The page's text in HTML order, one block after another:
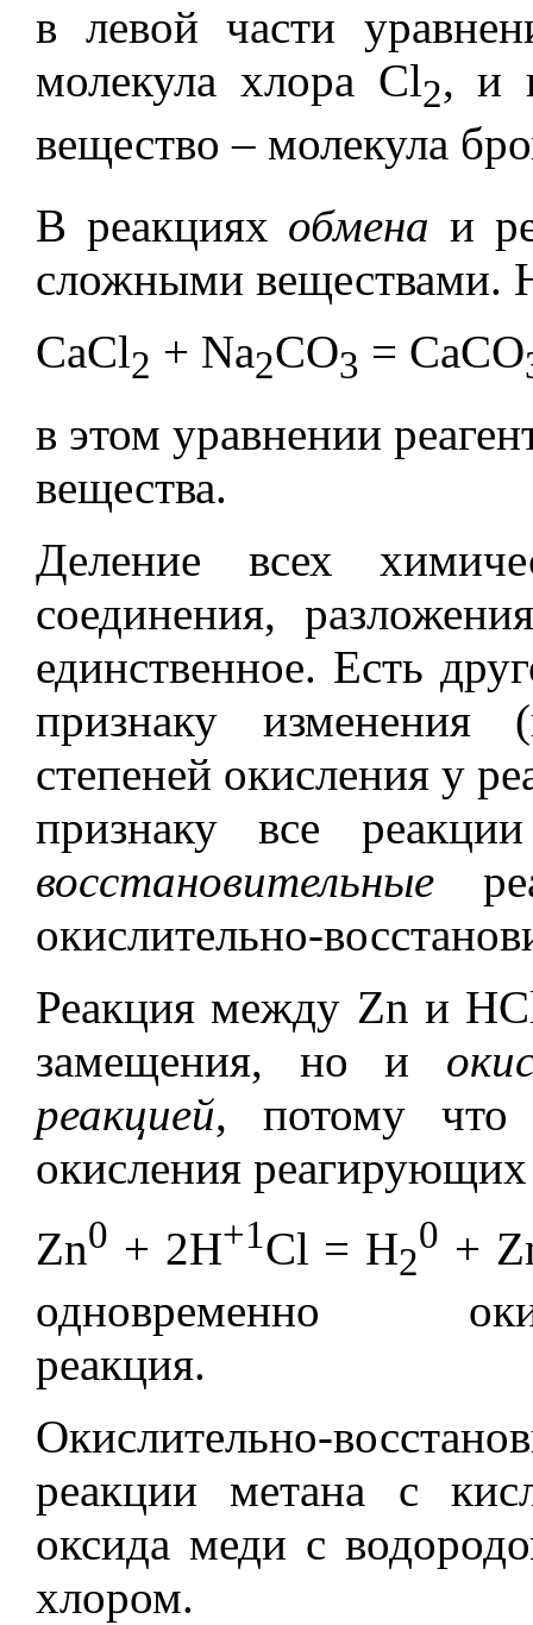
в левой части
молекула хлора Cl2, и
вещество – молекула
В реакциях обмена и
сложными веществами.
CaCl2 + Na2CO3 = CaCO
в этом уравнении
вещества.
Деление всех
соединения,
единственное. Есть
признаку изменения
степеней окисления у
признаку все
восстановительные
окислительно-
Реакция между Zn и
замещения, но и
реакцией, потому что
окисления
Zn0 + 2H+1Cl = H2
0 +
одновременно
реакция.
Окислительно-
реакции метана с
оксида меди с
хлором.